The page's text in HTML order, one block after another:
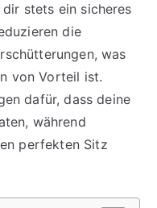
stets ein sicheres
die
was
von Vorteil ist.
dafür, dass deine
während
perfekten Sitz